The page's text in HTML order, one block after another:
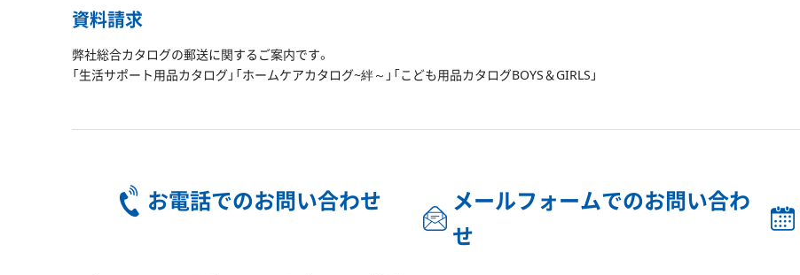
資料請求
弊社総合カタログの郵送に関するご案内です。
「生活サポート用品カタログ」「ホームケアカタログ~絆～」「こども用品カタログBOYS＆GIRLS」
お電話でのお問い合わせ
メールフォームでのお問い合わ
せ